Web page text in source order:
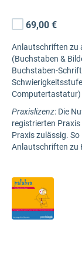
69,00 €
Anlautschriften zu
(Buchstaben &
Buchstaben-
Computertastatur)
Praxislizenz: Die
registrierten
Praxis zulässig.
Anlautschriften zu